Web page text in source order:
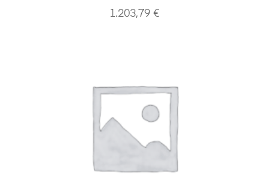
1.203,79 €